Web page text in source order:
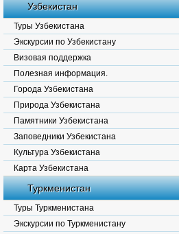
Узбекистан
Туры Узбекистана
Экскурсии по Узбекистану
Визовая поддержка
Полезная информация.
Города Узбекистана
Природа Узбекистана
Памятники Узбекистана
Заповедники Узбекистана
Культура Узбекистана
Карта Узбекистана
Туркменистан
Туры Туркменистана
Экскурсии по Туркменистану